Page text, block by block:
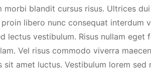
blandit cursus risus. Ultrices
libero nunc consequat interdum
lectus vestibulum. Risus nullam
Vel risus commodo viverra
amet luctus. Vestibulum lorem sed